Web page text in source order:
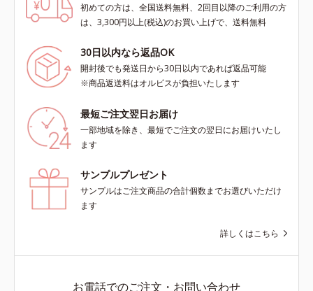
初めての方は、全国送料無料、2回目以降のご利用の方
は、3,300円以上(税込)のお買い上げで、送料無料
30日以内なら返品OK
開封後でも発送日から30日以内であれば返品可能
※商品返送料はオルビスが負担いたします
最短ご注文翌日お届け
一部地域を除き、最短でご注文の翌日にお届けいたし
ます
サンプルプレゼント
サンプルはご注文商品の合計個数までお選びいただけ
ます
詳しくはこちら
お電話でのご注文・お問い合わせ